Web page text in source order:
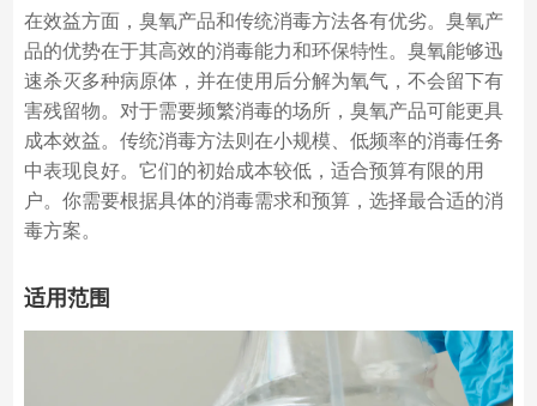
在效益方面，臭氧产品和传统消毒方法各有优劣。臭氧产
品的优势在于其高效的消毒能力和环保特性。臭氧能够迅
速杀灭多种病原体，并在使用后分解为氧气，不会留下有
害残留物。对于需要频繁消毒的场所，臭氧产品可能更具
成本效益。传统消毒方法则在小规模、低频率的消毒任务
中表现良好。它们的初始成本较低，适合预算有限的用
户。你需要根据具体的消毒需求和预算，选择最合适的消
毒方案。
适用范围